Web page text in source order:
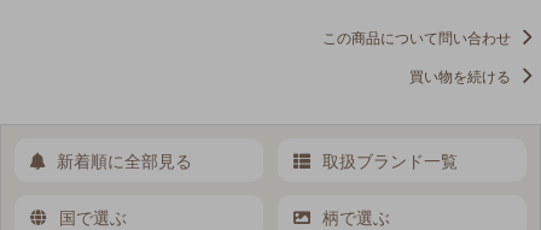
この商品について問い合わせ
買い物を続ける
新着順に全部見る 取扱ブランド一覧
国で選ぶ 柄で選ぶ